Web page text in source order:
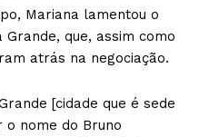
Mariana lamentou o
que, assim como
atrás na negociação.
[cidade que é sede
nome do Bruno